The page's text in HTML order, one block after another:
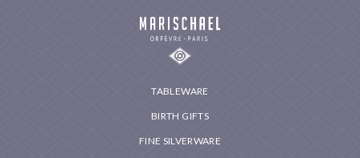
TABLEWARE
BIRTH GIFTS
FINE SILVERWARE